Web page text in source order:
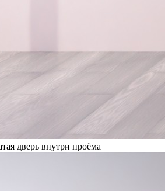
дверь внутри проёма